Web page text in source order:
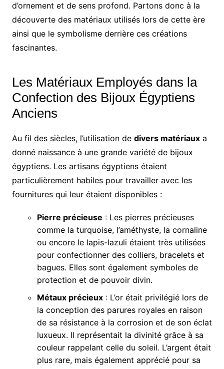
d’ornement et de sens profond. Partons donc à la
découverte des matériaux utilisés lors de cette ère
ainsi que le symbolisme derrière ces créations
fascinantes.
Les Matériaux Employés dans la
Confection des Bijoux Égyptiens
Anciens
Au fil des siècles, l’utilisation de divers matériauxa
donné naissance à une grande variété de bijoux
égyptiens. Les artisans égyptiens étaient
particulièrement habiles pour travailler avec les
fournitures qui leur étaient disponibles :
Pierre précieuse : Les pierres précieuses
comme la turquoise, l’améthyste, la cornaline
ou encore le lapis-lazuli étaient très utilisées
pour confectionner des colliers, bracelets et
bagues. Elles sont également symboles de
protection et de pouvoir divin.
Métaux précieux: L’or était privilégié lors de
la conception des parures royales en raison
de sa résistance à la corrosion et de son éclat
luxueux. Il représentait la divinité grâce à sa
couleur rappelant celle du soleil. L’argent était
plus rare, mais également apprécié pour sa